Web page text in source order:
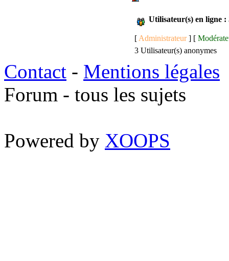
Utilisateur(s) en ligne
[ Administrateur] [
3 Utilisateur(s) anonymes
Contact - Mentions légales
Forum - tous les sujets
Powered by XOOPS